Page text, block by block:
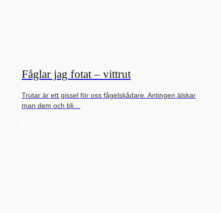
Fåglar jag fotat – vittrut
Trutar är ett gissel för oss fågelskådare. Antingen älskar
man dem och bli…